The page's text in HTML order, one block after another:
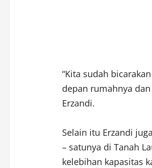
“Kita sudah
depan rumahnya
Erzandi.
Selain itu Erzandi
– satunya di Tanah
kelebihan kapasitas